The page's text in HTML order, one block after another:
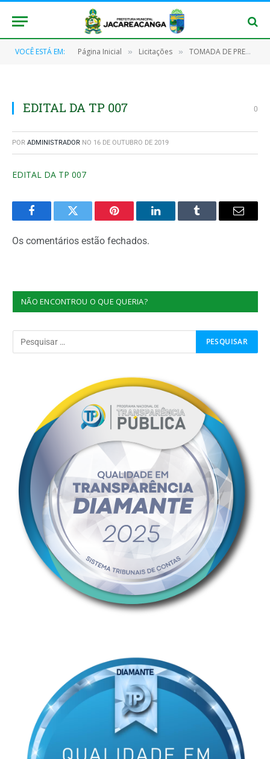
VOCÊ ESTÁ EM: Página Inicial » Licitações » TOMADA DE PREÇOS Nº 007/2017
EDITAL DA TP 007 0
POR ADMINISTRADOR NO 16 DE OUTUBRO DE 2019
EDITAL DA TP 007
FacebookTwitter Pinterest O
Tumblr
E-
Os comentários estão fechados.
NÃO ENCONTROU O QUE QUERIA?